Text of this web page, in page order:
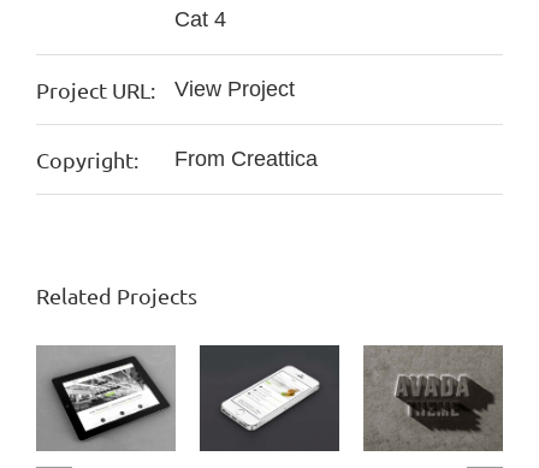
Cat 4
Project URL: View Project
Copyright: From Creattica
Related Projects